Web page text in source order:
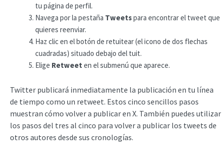
tu página de perfil.
Navega por la pestaña Tweetspara encontrar el tweet que
quieres reenviar.
Haz clic en el botón de retuitear (el icono de dos flechas
cuadradas) situado debajo del tuit.
Elige Retweet en el submenú que aparece.
Twitter publicará inmediatamente la publicación en tu línea
de tiempo como un retweet. Estos cinco sencillos pasos
muestran cómo volver a publicar en X. También puedes utilizar
los pasos del tres al cinco para volver a publicar los tweets de
otros autores desde sus cronologías.